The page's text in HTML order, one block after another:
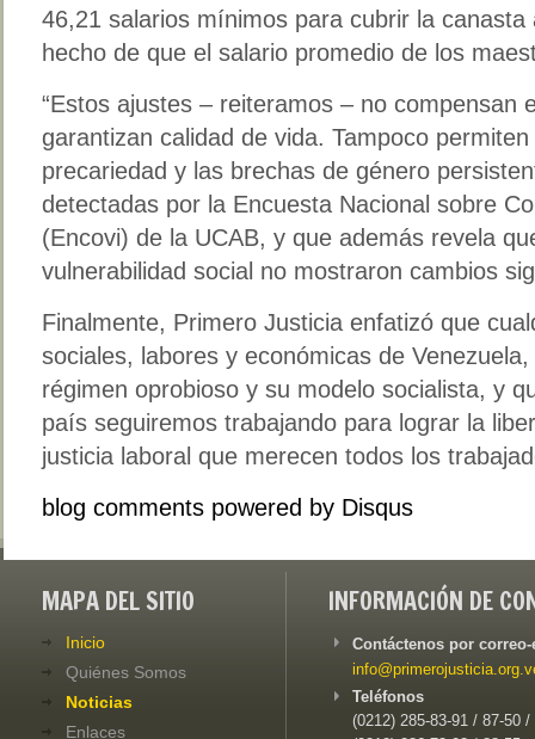
46,21 salarios mínimos para cubrir la
hecho de que el salario promedio de los
“Estos ajustes – reiteramos – no compensan
garantizan calidad de vida. Tampoco
precariedad y las brechas de género
detectadas por la Encuesta Nacional sobre
(Encovi) de la UCAB, y que además revela
vulnerabilidad social no mostraron cambios
Finalmente, Primero Justicia enfatizó que
sociales, labores y económicas de
régimen oprobioso y su modelo socialista, y
país seguiremos trabajando para lograr la
justicia laboral que merecen todos los
blog comments powered by Disqus
MAPA DEL SITIO
Inicio
Quiénes Somos
Noticias
Enlaces
INFORMACIÓN DE
Contáctenos por
Teléfonos
(0212) 285-83-91 / 87-50 /